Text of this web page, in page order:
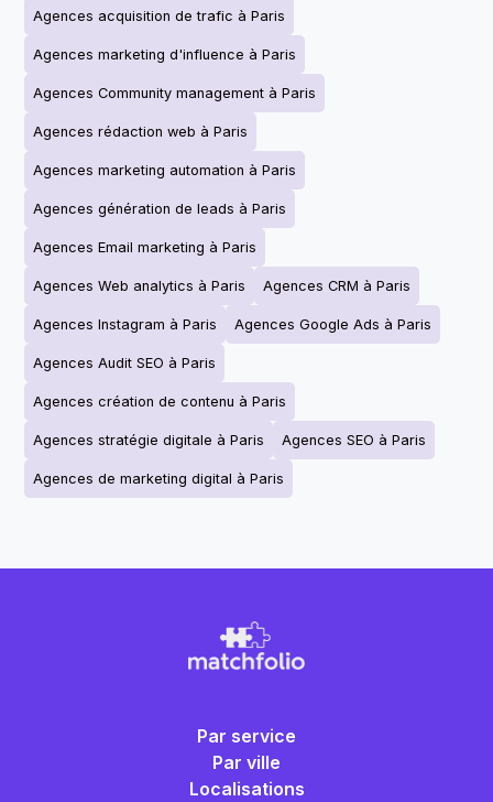
Agences acquisition de trafic à Paris
Agences marketing d'influence à Paris
Agences Community management à Paris
Agences rédaction web à Paris
Agences marketing automation à Paris
Agences génération de leads à Paris
Agences Email marketing à Paris
Agences Web analytics à Paris Agences CRM à Paris
Agences Instagram à Paris Agences Google Ads à Paris
Agences Audit SEO à Paris
Agences création de contenu à Paris
Agences stratégie digitale à Paris Agences SEO à Paris
Agences de marketing digital à Paris
Par service
Par ville
Localisations